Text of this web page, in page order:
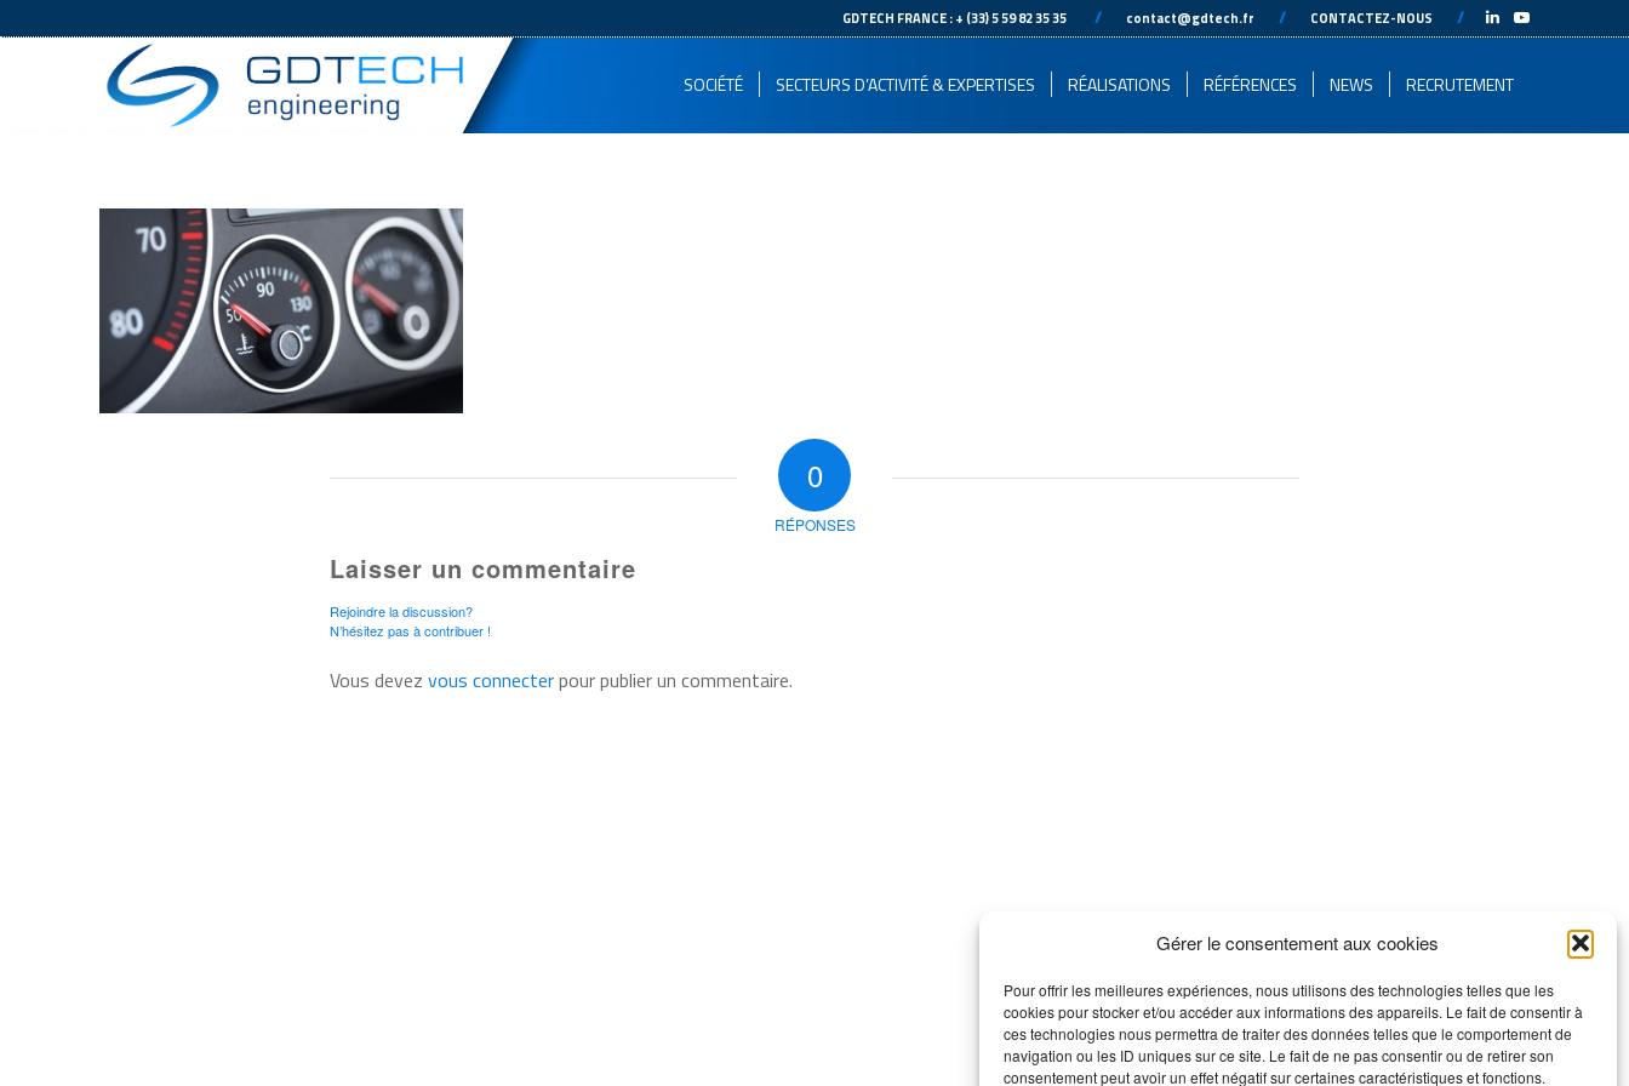
Gérer le consentement aux cookies
Pour offrir les meilleures expériences, nous utilisons des technologies telles que les
cookies pour stocker et/ou accéder aux informations des appareils. Le fait de consentir à
ces technologies nous permettra de traiter des données telles que le comportement de
navigation ou les ID uniques sur ce site. Le fait de ne pas consentir ou de retirer son
consentement peut avoir un effet négatif sur certaines caractéristiques et fonctions.
GDTECH FRANCE : + (33) 5 59 82 35 35 // contact@gdtech.fr // CONTACTEZ-NOUS //
SOCIÉTÉ SECTEURS D’ACTIVITÉ & EXPERTISES RÉALISATIONS RÉFÉRENCES NEWS RECRUTEMENT
0
RÉPONSES
Laisser un commentaire
Rejoindre la discussion?
N’hésitez pas à contribuer !
Vous devez vous connecterpour publier un commentaire.